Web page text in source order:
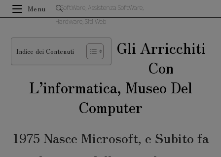
Salta
al
Menu
F1SoftWare, Assistenza SoftWare,
Hardware, Siti Web
Indice dei Contenuti
Gli Arricchiti
Con
L’informatica, Museo Del
Computer
1975 Nasce Microsoft, e Subito fa